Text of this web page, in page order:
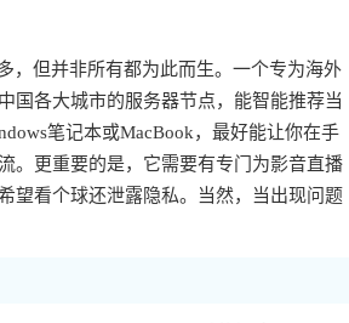
，但并非所有都为此而生。一个专为海外
国各大城市的服务器节点，能智能推荐当
笔记本或MacBook，最好能让你在手
。更重要的是，它需要有专门为影音直播
望看个球还泄露隐私。当然，当出现问题